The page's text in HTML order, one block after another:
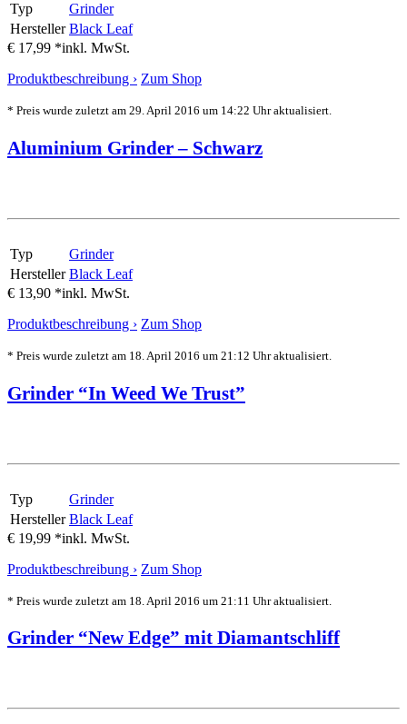
Typ
Grinder
Hersteller Black Leaf
€ 17,99 *inkl. MwSt.
Produktbeschreibung › Zum Shop
* Preis wurde zuletzt am 29. April 2016 um 14:22 Uhr aktualisiert.
Aluminium Grinder – Schwarz
Typ
Grinder
Hersteller Black Leaf
€ 13,90 *inkl. MwSt.
Produktbeschreibung › Zum Shop
* Preis wurde zuletzt am 18. April 2016 um 21:12 Uhr aktualisiert.
Grinder “In Weed We Trust”
Typ
Grinder
Hersteller Black Leaf
€ 19,99 *inkl. MwSt.
Produktbeschreibung › Zum Shop
* Preis wurde zuletzt am 18. April 2016 um 21:11 Uhr aktualisiert.
Grinder “New Edge” mit Diamantschliff